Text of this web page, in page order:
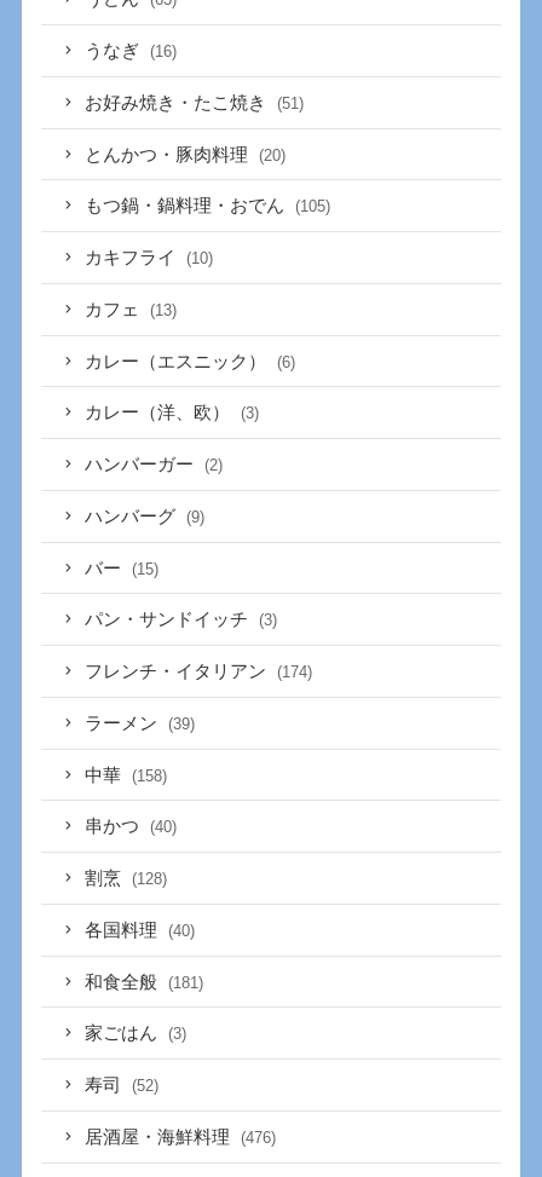
うなぎ (16)
お好み焼き・たこ焼き (51)
とんかつ・豚肉料理 (20)
もつ鍋・鍋料理・おでん (105)
カキフライ (10)
カフェ (13)
カレー（エスニック） (6)
カレー（洋、欧） (3)
ハンバーガー (2)
ハンバーグ (9)
バー (15)
パン・サンドイッチ (3)
フレンチ・イタリアン (174)
ラーメン (39)
中華 (158)
串かつ (40)
割烹 (128)
各国料理 (40)
和食全般 (181)
家ごはん (3)
寿司 (52)
居酒屋・海鮮料理 (476)